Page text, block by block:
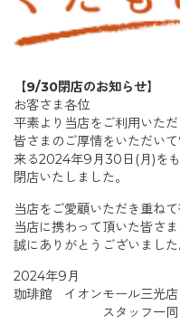
【9/30閉店のお知らせ】
お客さま各位
平素より当店をご利用いた
皆さまのご厚情をいただい
来る2024年9月30日(月)を
閉店いたしました。
当店をご愛顧いただき重ねて
当店に携わって頂いた皆さま
誠にありがとうございました
2024年9月
珈琲館 イオンモール三光店
スタッフ一同